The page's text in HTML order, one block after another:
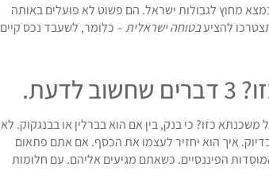
מחוץ לגבולות ישראל. הם פשוט לא פועלים באותה
להציעבטוחה ישראלית– כלומר, לשעבד נכס קיים
כזו? כי בנק, בין אם הוא בברלין או בבנגקוק. לא
איך הוא יחזיר לעצמו את הכסף. אם אתם פתאום
הפיננסיים. כשאתם מגיעים אליהם. עם חלומות